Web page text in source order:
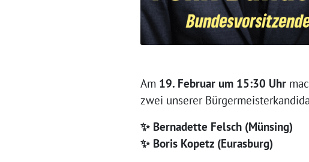
Am 19. Februar um 15:30 Uhr
zwei unserer
✨ Bernadette Felsch (Münsing)
✨ Boris Kopetz (Eurasburg)